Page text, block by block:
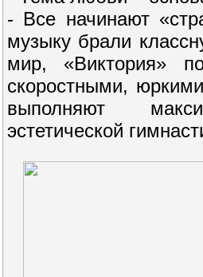
- Все начинают
музыку брали
мир, «Виктория»
скоростными,
выполняют
эстетической